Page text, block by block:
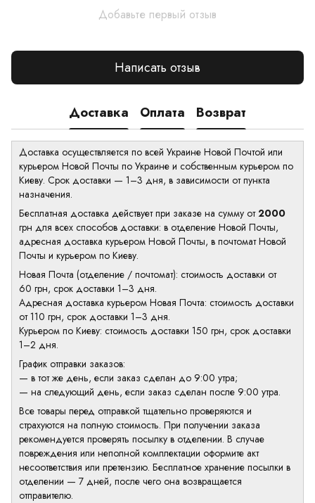
Добавьте первый отзыв
Написать отзыв
Доставка Оплата Возврат
Доставка осуществляется по всей Украине Новой Почтой или
курьером Новой Почты по Украине и собственным курьером по
Киеву. Срок доставки — 1–3 дня, в зависимости от пункта
назначения.
Бесплатная доставка действует при заказе на сумму от2000
грн для всех способов доставки: в отделение Новой Почты,
адресная доставка курьером Новой Почты, в почтомат Новой
Почты и курьером по Киеву.
Новая Почта (отделение / почтомат): стоимость доставки от
60 грн, срок доставки 1–3 дня.
Адресная доставка курьером Новая Почта: стоимость доставки
от 110 грн, срок доставки 1–3 дня.
Курьером по Киеву: стоимость доставки 150 грн, срок доставки
1–2 дня.
График отправки заказов:
— в тот же день, если заказ сделан до 9:00 утра;
— на следующий день, если заказ сделан после 9:00 утра.
Все товары перед отправкой тщательно проверяются и
страхуются на полную стоимость. При получении заказа
рекомендуется проверять посылку в отделении. В случае
повреждения или неполной комплектации оформите акт
несоответствия или претензию. Бесплатное хранение посылки в
отделении — 7 дней, после чего она возвращается
отправителю.